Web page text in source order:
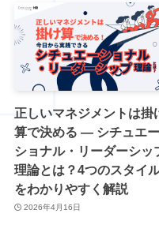
正しいマネジメントは掛
算で決める ― シチュエー
ショナル・リーダーシッ
理論とは？4つのスタイ
をわかりやすく解説
2026年4月16日